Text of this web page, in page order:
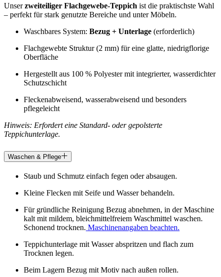
Unserzweiteiliger Flachgewebe-Teppich ist die praktischste Wahl
– perfekt für stark genutzte Bereiche und unter Möbeln.
Waschbares System: Bezug + Unterlage (erforderlich)
Flachgewebte Struktur (2 mm) für eine glatte, niedrigflorige
Oberfläche
Hergestellt aus 100 % Polyester mit integrierter, wasserdichter
Schutzschicht
Fleckenabweisend, wasserabweisend und besonders
pflegeleicht
Hinweis: Erfordert eine Standard- oder gepolsterte
Teppichunterlage.
Waschen & Pflege
Staub und Schmutz einfach fegen oder absaugen.
Kleine Flecken mit Seife und Wasser behandeln.
Für gründliche Reinigung Bezug abnehmen, in der Maschine
kalt mit mildem, bleichmittelfreiem Waschmittel waschen.
Schonend trocknen. Maschinenangaben beachten.
Teppichunterlage mit Wasser abspritzen und flach zum
Trocknen legen.
Beim Lagern Bezug mit Motiv nach außen rollen.